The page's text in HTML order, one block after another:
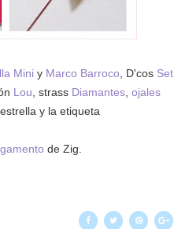
Mini y Marco Barroco , D'cos Set
Lou , strass Diamantes ojales
y la etiqueta
de Zig.